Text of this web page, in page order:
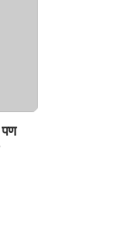
पण